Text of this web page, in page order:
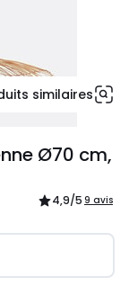
similaires
Ø70 cm,
4,9/5 9 avis